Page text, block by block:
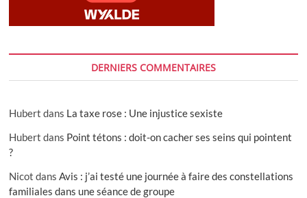
DERNIERS COMMENTAIRES
Hubert dans La taxe rose : Une injustice sexiste
Hubert dans Point tétons : doit-on cacher ses seins qui pointent
?
Nicot dansAvis : j’ai testé une journée à faire des constellations
familiales dans une séance de groupe